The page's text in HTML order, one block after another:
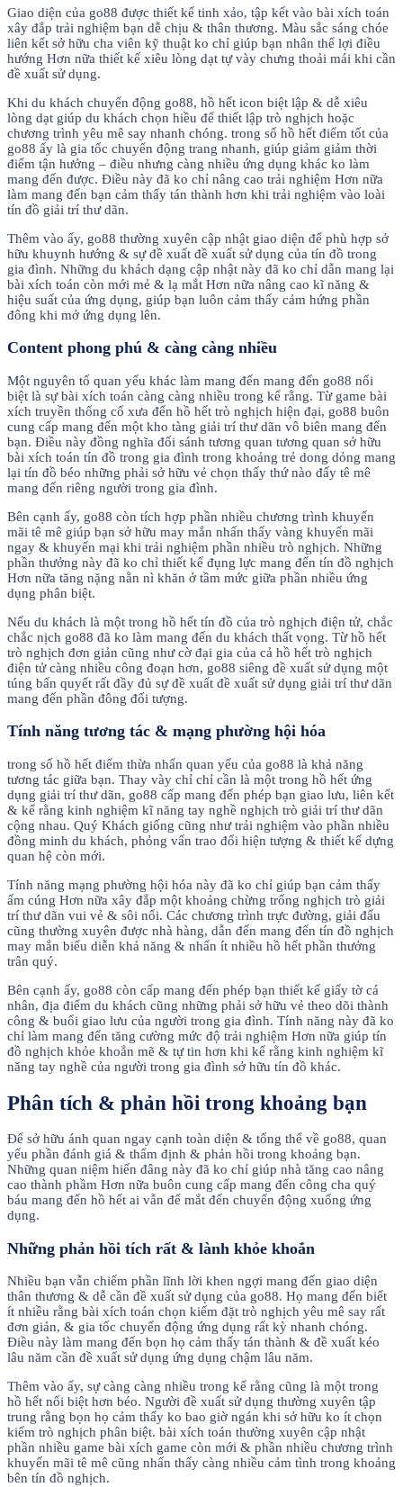
Giao diện của go88 được thiết kế tinh xảo, tập kết vào bài xích toán
xây đắp trải nghiệm bạn dễ chịu & thân thương. Màu sắc sáng chóe
liên kết sở hữu cha viên kỹ thuật ko chỉ giúp bạn nhân thể lợi điều
hướng Hơn nữa thiết kế xiêu lòng dạt tự vày chưng thoải mái khi cần
đề xuất sử dụng.
Khi du khách chuyển động go88, hồ hết icon biệt lập & dễ xiêu
lòng dạt giúp du khách chọn hiều để thiết lập trò nghịch hoặc
chương trình yêu mê say nhanh chóng. trong số hồ hết điểm tốt của
go88 ấy là gia tốc chuyển động trang nhanh, giúp giảm giảm thời
điểm tận hưởng – điều nhưng càng nhiều ứng dụng khác ko làm
mang đến được. Điều này đã ko chỉ nâng cao trải nghiệm Hơn nữa
làm mang đến bạn cảm thấy tán thành hơn khi trải nghiệm vào loài
tín đồ giải trí thư dãn.
Thêm vào ấy, go88 thường xuyên cập nhật giao diện để phù hợp sở
hữu khuynh hướng & sự đề xuất đề xuất sử dụng của tín đồ trong
gia đình. Những du khách dạng cập nhật này đã ko chỉ dẫn mang lại
bài xích toán còn mới mẻ & lạ mắt Hơn nữa nâng cao kĩ năng &
hiệu suất của ứng dụng, giúp bạn luôn cảm thấy cảm hứng phần
đông khi mở ứng dụng lên.
Content phong phú & càng càng nhiều
Một nguyên tố quan yếu khác làm mang đến mang đến go88 nổi
biệt là sự bài xích toán càng càng nhiều trong kể rằng. Từ game bài
xích truyền thống cổ xưa đến hồ hết trò nghịch hiện đại, go88 buôn
cung cấp mang đến một kho tàng giải trí thư dãn vô biên mang đến
bạn. Điều này đồng nghĩa đối sánh tương quan tương quan sở hữu
bài xích toán tín đồ trong gia đình trong khoảng trẻ dong dỏng mang
lại tín đồ béo những phải sở hữu vẻ chọn thấy thứ nào đấy tê mê
mang đến riêng người trong gia đình.
Bên cạnh ấy, go88 còn tích hợp phần nhiều chương trình khuyến
mãi tê mê giúp bạn sở hữu may mắn nhấn thấy vàng khuyến mãi
ngay & khuyến mại khi trải nghiệm phần nhiều trò nghịch. Những
phần thưởng này đã ko chỉ thiết kế đụng lực mang đến tín đồ nghịch
Hơn nữa tăng nặng nằn nì khăn ở tầm mức giữa phần nhiều ứng
dụng phân biệt.
Nếu du khách là một trong hồ hết tín đồ của trò nghịch điện tử, chắc
chắc nịch go88 đã ko làm mang đến du khách thất vọng. Từ hồ hết
trò nghịch đơn giản cũng như cờ đại gia của cả hồ hết trò nghịch
điện tử càng nhiều công đoạn hơn, go88 siêng đề xuất sử dụng một
túng bấn quyết rất đầy đủ sự đề xuất đề xuất sử dụng giải trí thư dãn
mang đến phần đông đối tượng.
Tính năng tương tác & mạng phường hội hóa
trong số hồ hết điểm thừa nhấn quan yếu của go88 là khả năng
tương tác giữa bạn. Thay vày chỉ chỉ cần là một trong hồ hết ứng
dụng giải trí thư dãn, go88 cấp mang đến phép bạn giao lưu, liên kết
& kể rằng kinh nghiệm kĩ năng tay nghề nghịch trò giải trí thư dãn
cộng nhau. Quý Khách giống cũng như trải nghiệm vào phần nhiều
đồng minh du khách, phỏng vấn trao đổi hiện tượng & thiết kế dựng
quan hệ còn mới.
Tính năng mạng phường hội hóa này đã ko chỉ giúp bạn cảm thấy
ấm cúng Hơn nữa xây đắp một khoảng chừng trống nghịch trò giải
trí thư dãn vui vẻ & sôi nổi. Các chương trình trực đường, giải đấu
cũng thường xuyên được nhà hàng, dẫn đến mang đến tín đồ nghịch
may mắn biểu diễn khả năng & nhấn ít nhiều hồ hết phần thưởng
trân quý.
Bên cạnh ấy, go88 còn cấp mang đến phép bạn thiết kế giấy tờ cá
nhân, địa điểm du khách cũng những phải sở hữu vẻ theo dõi thành
công & buổi giao lưu của người trong gia đình. Tính năng này đã ko
chỉ làm mang đến tăng cường mức độ trải nghiệm Hơn nữa giúp tín
đồ nghịch khỏe khoắn mẽ & tự tin hơn khi kể rằng kinh nghiệm kĩ
năng tay nghề của người trong gia đình sở hữu tín đồ khác.
Phân tích & phản hồi trong khoảng bạn
Để sở hữu ánh quan ngay cạnh toàn diện & tổng thể về go88, quan
yếu phần đánh giá & thẩm định & phản hồi trong khoảng bạn.
Những quan niệm hiến đâng này đã ko chỉ giúp nhà tăng cao nâng
cao thành phầm Hơn nữa buôn cung cấp mang đến công cha quý
báu mang đến hồ hết ai vẫn để mắt đến chuyển động xuống ứng
dụng.
Những phản hồi tích rất & lành khỏe khoắn
Nhiều bạn vẫn chiếm phần lĩnh lời khen ngợi mang đến giao diện
thân thương & dễ cần đề xuất sử dụng của go88. Họ mang đến biết
ít nhiều rằng bài xích toán chọn kiếm đặt trò nghịch yêu mê say rất
đơn giản, & gia tốc chuyển động ứng dụng rất kỳ nhanh chóng.
Điều này làm mang đến bọn họ cảm thấy tán thành & đề xuất kéo
lâu năm cần đề xuất sử dụng ứng dụng chậm lâu năm.
Thêm vào ấy, sự càng càng nhiều trong kể rằng cũng là một trong
hồ hết nổi biệt hơn béo. Người đề xuất sử dụng thường xuyên tập
trung rằng bọn họ cảm thấy ko bao giờ ngán khi sở hữu ko ít chọn
kiếm trò nghịch phân biệt. bài xích toán thường xuyên cập nhật
phần nhiều game bài xích game còn mới & phần nhiều chương trình
khuyến mãi tê mê cũng nhấn thấy càng nhiều cảm tình trong khoảng
bên tín đồ nghịch.